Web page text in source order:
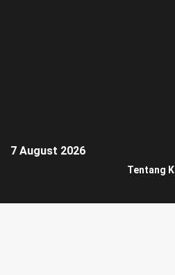
7 August 2026
Tentang